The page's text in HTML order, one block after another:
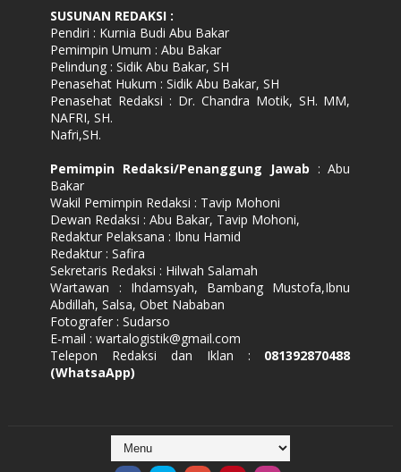
SUSUNAN REDAKSI :
Pendiri : Kurnia Budi Abu Bakar
Pemimpin Umum : Abu Bakar
Pelindung : Sidik Abu Bakar, SH
Penasehat Hukum : Sidik Abu Bakar, SH
Penasehat Redaksi : Dr. Chandra Motik, SH. MM,
NAFRI, SH.
Nafri,SH.
Pemimpin Redaksi/Penanggung Jawab : Abu
Bakar
Wakil Pemimpin Redaksi : Tavip Mohoni
Dewan Redaksi : Abu Bakar, Tavip Mohoni,
Redaktur Pelaksana : Ibnu Hamid
Redaktur : Safira
Sekretaris Redaksi : Hilwah Salamah
Wartawan : Ihdamsyah, Bambang Mustofa,Ibnu
Abdillah, Salsa, Obet Nababan
Fotografer : Sudarso
E-mail : wartalogistik@gmail.com
Telepon Redaksi dan Iklan : 081392870488
(WhatsaApp)